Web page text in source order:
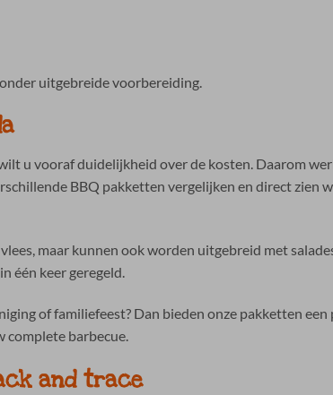
uitgebreide voorbereiding.
u vooraf duidelijkheid over de kosten. Daarom
BBQ pakketten vergelijken en direct zien
maar kunnen ook worden uitgebreid met
één keer geregeld.
of familiefeest? Dan bieden onze pakketten
barbecue.
and trace